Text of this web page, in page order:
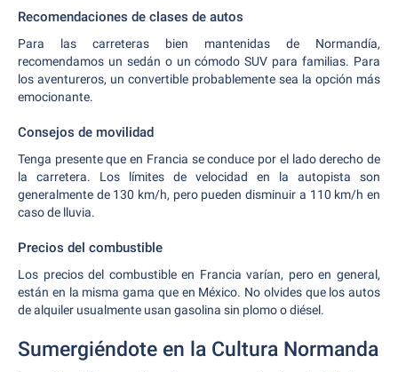
Recomendaciones de clases de autos
Para las carreteras bien mantenidas de Normandía,
recomendamos un sedán o un cómodo SUV para familias. Para
los aventureros, un convertible probablemente sea la opción más
emocionante.
Consejos de movilidad
Tenga presente que en Francia se conduce por el lado derecho de
la carretera. Los límites de velocidad en la autopista son
generalmente de 130 km/h, pero pueden disminuir a 110 km/h en
caso de lluvia.
Precios del combustible
Los precios del combustible en Francia varían, pero en general,
están en la misma gama que en México. No olvides que los autos
de alquiler usualmente usan gasolina sin plomo o diésel.
Sumergiéndote en la Cultura Normanda